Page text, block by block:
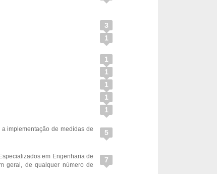
3
1
1
1
1
1
1
implementação de medidas de
5
em Engenharia de
geral, de qualquer número de
7